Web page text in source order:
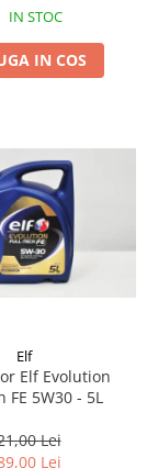
IN STOC
IN COS
Elf
Elf Evolution
FE 5W30 - 5L
Lei
Lei